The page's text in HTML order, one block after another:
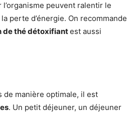
peuvent ralentir le
perte d’énergie. On recommande
de thé détoxifiantest aussi
de manière optimale, il est
. Un petit déjeuner, un déjeuner